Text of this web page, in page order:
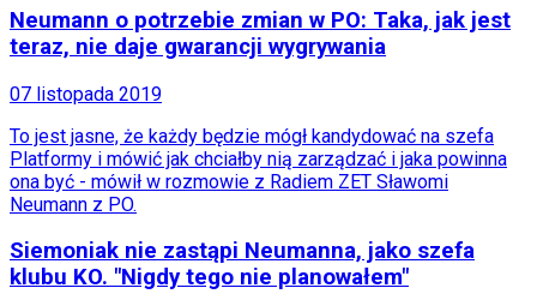
Wtedy się działo
Silver news
Ogród
Gotowanie
Porady
Przepisy
Podróże
Polska
Europa
Świat
Ubezpieczenie
Moja szkoła
Pogoda
Neumann o potrzebie zmian w PO: Taka, jak jest
teraz, nie daje gwarancji wygrywania
07 listopada 2019
To jest jasne, że każdy będzie mógł kandydować na szefa
Platformy i mówić jak chciałby nią zarządzać i jaka powinna
ona być - mówił w rozmowie z Radiem ZET Sławomi
Neumann z PO.
Siemoniak nie zastąpi Neumanna, jako szefa
klubu KO. "Nigdy tego nie planowałem"